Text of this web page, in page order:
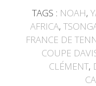
TAGS : NOAH,
AFRICA,
FRANCE DE
COUPE
CLÉMENT,